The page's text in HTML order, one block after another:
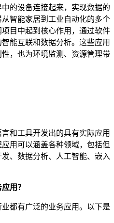
的设备连接起来，实现数据的
从智能家居到工业自动化的多个
目中起到核心作用，通过软件
能互联和数据分析。这些应用
，也为环境监测、资源管理带
和工具开发出的具有实际应用
用可以涵盖各种领域，包括但
、数据分析、人工智能、嵌入
用？
都有广泛的业务应用。以下是